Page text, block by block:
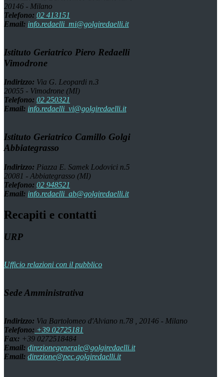
20146 - Milano
Telefono: 02 413151
Email: info.redaelli_mi@golgiredaelli.it
Istituto Geriatrico Piero Redaelli
Vimodrone
Indirizzo: Via G. Leopardi n.3
20055 - Vimodrone (MI)
Telefono: 02 250321
Email: info.redaelli_vi@golgiredaelli.it
Istituto Geriatrico Camillo Golgi
Abbiategrasso
Indirizzo: Piazza E. Samek Lodovici n.5
20081 - Abbiategrasso (MI)
Telefono: 02 948521
Email: info.redaelli_ab@golgiredaelli.it
Recapiti e contatti
URP
Ufficio relazioni con il pubblico
Sede Amministrativa
Indirizzo: Via Bartolomeo d'Alviano n.78 , 20146 - Milano
Telefono: +39 02725181
Fax: +39 0272518484
Email: direzionegenerale@golgiredaelli.it
Email: direzione@pec.golgiredaelli.it